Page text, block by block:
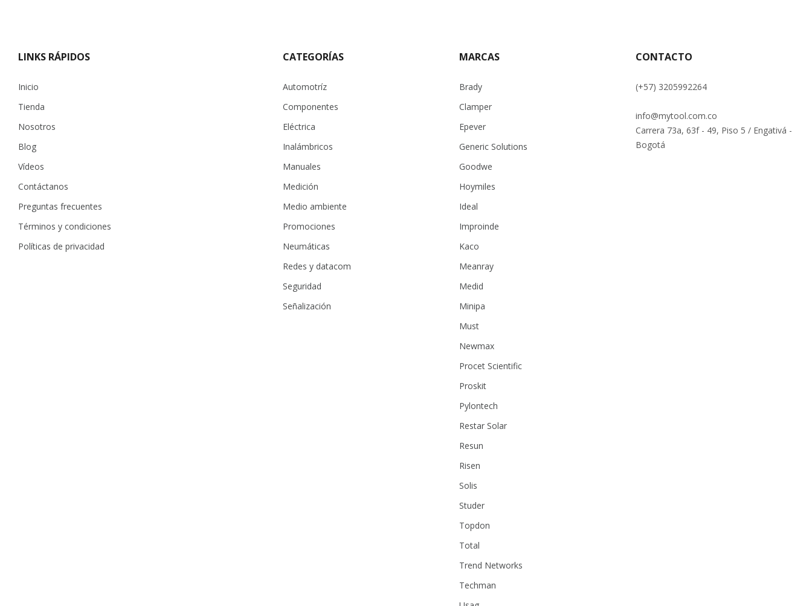
LINKS RÁPIDOS
Inicio
Tienda
Nosotros
Blog
Vídeos
Contáctanos
Preguntas frecuentes
Términos y condiciones
Políticas de privacidad
CATEGORÍAS
Automotríz
Componentes
Eléctrica
Inalámbricos
Manuales
Medición
Medio ambiente
Promociones
Neumáticas
Redes y datacom
Seguridad
Señalización
MARCAS
Brady
Clamper
Epever
Generic Solutions
Goodwe
Hoymiles
Ideal
Improinde
Kaco
Meanray
Medid
Minipa
Must
Newmax
Procet Scientific
Proskit
Pylontech
Restar Solar
Resun
Risen
Solis
Studer
Topdon
Total
Trend Networks
Techman
CONTACTO
(+57) 3205992264
info@mytool.com.co
Carrera 73a, 63f - 49, Piso 5 / Engativá -
Bogotá